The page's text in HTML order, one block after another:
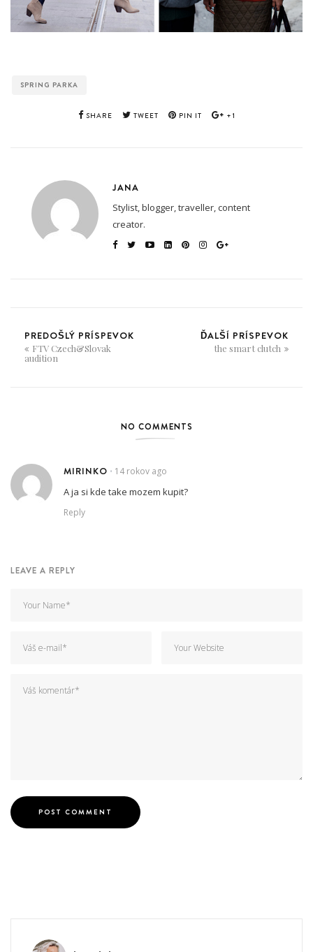
SPRING PARKA
SHARE TWEET PIN IT +1
JANA
Stylist, blogger, traveller, content
creator.
PREDOŠLÝ PRÍSPEVOK
FTV Czech&Slovak
audition
ĎALŠÍ PRÍSPEVOK
the smart clutch
NO COMMENTS
MIRINKO • 14 rokov ago
A ja si kde take mozem kupit?
Reply
LEAVE A REPLY